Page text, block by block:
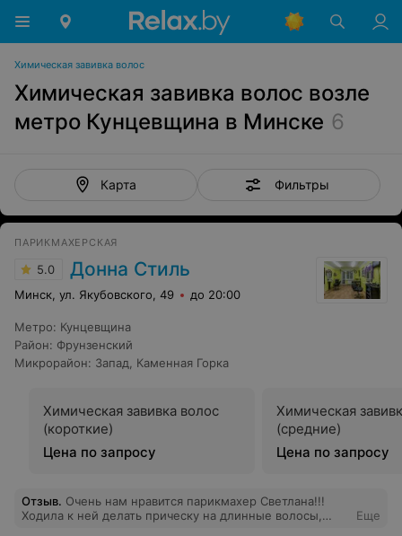
Химическая завивка волос
Химическая завивка волос возле
метро Кунцевщина в Минске 6
Карта Фильтры
ПАРИКМАХЕРСКАЯ
5.0 Донна Стиль
Минск, ул. Якубовского, 49 до 20:00
Метро: Кунцевщина
Район: Фрунзенский
Микрорайон: Запад Каменная Горка
Химическая завивка волос
(короткие)
Цена по запросу
Химическая
(средние)
Цена по запросу
Отзыв. Очень нам нравится парикмахер Светлана!!!
Ходила к ней делать прическу на длинные волосы,
Еще